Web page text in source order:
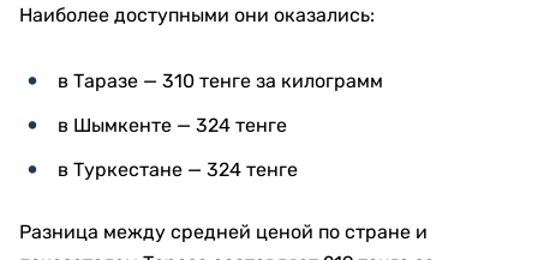
Наиболее доступными они оказались:
в Таразе — 310 тенге за килограмм
в Шымкенте — 324 тенге
в Туркестане — 324 тенге
Разница между средней ценой по стране и